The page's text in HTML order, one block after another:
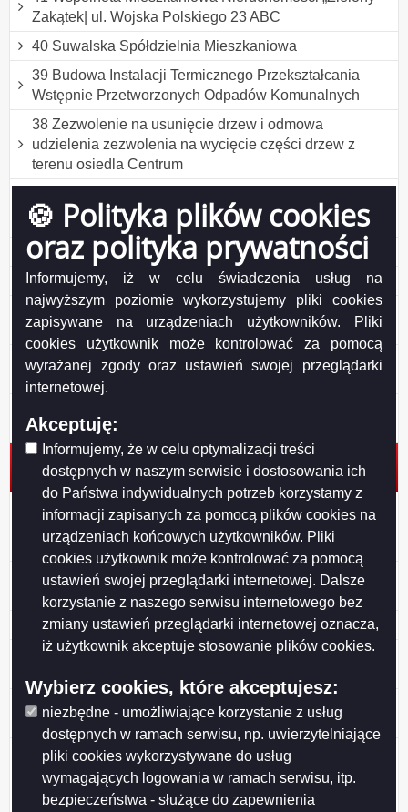
🍪 Polityka plików cookies
oraz polityka prywatności
Informujemy, iż w celu świadczenia usług na
najwyższym poziomie wykorzystujemy pliki cookies
zapisywane na urządzeniach użytkowników. Pliki
cookies użytkownik może kontrolować za pomocą
wyrażanej zgody oraz ustawień swojej przeglądarki
internetowej.
Akceptuję:
Informujemy, że w celu optymalizacji treści
dostępnych w naszym serwisie i dostosowania ich
do Państwa indywidualnych potrzeb korzystamy z
informacji zapisanych za pomocą plików cookies na
urządzeniach końcowych użytkowników. Pliki
cookies użytkownik może kontrolować za pomocą
ustawień swojej przeglądarki internetowej. Dalsze
korzystanie z naszego serwisu internetowego bez
zmiany ustawień przeglądarki internetowej oznacza,
iż użytkownik akceptuje stosowanie plików cookies.
Wybierz cookies, które akceptujesz:
niezbędne - umożliwiające korzystanie z usług
dostępnych w ramach serwisu, np. uwierzytelniające
pliki cookies wykorzystywane do usług
wymagających logowania w ramach serwisu, itp.
bezpieczeństwa - służące do zapewnienia
Zakątek| ul. Wojska Polskiego 23 ABC
40 Suwalska Spółdzielnia Mieszkaniowa
39 Budowa Instalacji Termicznego Przekształcania
Wstępnie Przetworzonych Odpadów Komunalnych
38 Zezwolenie na usunięcie drzew i odmowa
udzielenia zezwolenia na wycięcie części drzew z
terenu osiedla Centrum
36 TURKUS Sp. z o.o. Sp. K.
35 Vantage Sp. z o.o. Sp. komand.
34 PPHU Laktopol Sp. z o.o. Zakład w Suwałkach
33 Zezwolenie na usunięcie drzewa z terenu ogrodu
działkowego nr 159 ROD im. Konopnickiej
32 Zezwolenie na usunięcie drzewa z terenu ogrodu
działkowego nr 118 ROD „BORÓWKA”
Przytorowa 26
30 BS Marka Sp. z o.o. Sp. Komandytowa ul. Przejazd
3/5, 05-200 Wołomin
29 BS FOOD GROUP spółka z ograniczoną
odpowiedzialnością, 02-796 Warszawa, ul. Kazimierza
Jeżewskiego 5f/34
28 „ANWIM” S.A. z siedzibą w Warszawie, ul.
Stańczyka 3
27 Areszt Śledczy w Suwałkach
26 Zezwolenie na wycięcie 14 drzew z terenu działki
25 Suwalskie Kopalnie Surowców Mineralnych Spółka
24 Zezwolenie na wycięcie drzew z terenu przy ul.
Noniewicza 40A
23 Specjalistyczny Psychiatryczny Samodzielny